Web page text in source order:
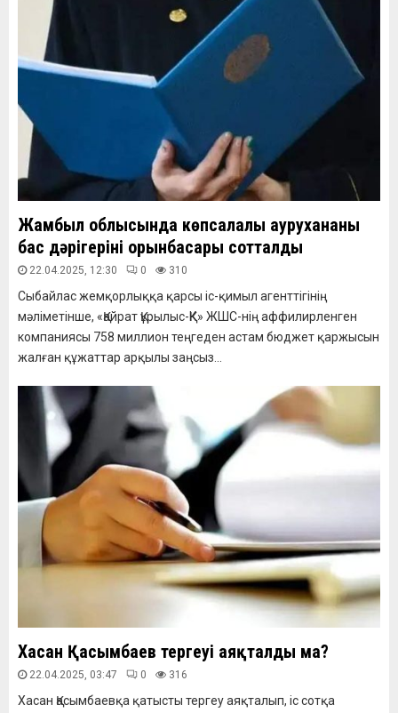
Жамбыл облысында көпсалалы аурухананың
бас дәрігерінің орынбасары сотталды
22.04.2025, 12:30 0 310
Сыбайлас жемқорлыққа қарсы іс-қимыл агенттігінің
мәліметінше, «Қайрат Құрылыс-ҚК» ЖШС-нің аффилирленген
компаниясы 758 миллион теңгеден астам бюджет қаржысын
жалған құжаттар арқылы заңсыз...
Хасан Қасымбаев тергеуі аяқталды ма?
22.04.2025, 03:47 0 316
Хасан Қасымбаевқа қатысты тергеу аяқталып, іс сотқа